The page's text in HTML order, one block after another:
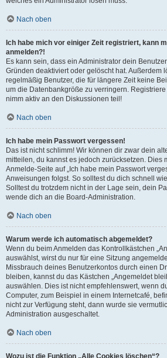
Nach oben
Ich habe mich vor einiger Zeit registriert, kann
anmelden?!
Es kann sein, dass ein Administrator dein
Gründen deaktiviert oder gelöscht hat. Außerdem
regelmäßig Benutzer, die für längere Zeit keine
um die Datenbankgröße zu verringern.
nimm aktiv an den Diskussionen teil!
Nach oben
Ich habe mein Passwort vergessen!
Das ist nicht schlimm! Wir können dir zwar dein
mitteilen, du kannst es jedoch zurücksetzen. Dies
Anmelde-Seite auf „Ich habe mein Passwort
Anweisungen folgst. So solltest du dich schnell
Solltest du trotzdem nicht in der Lage sein, dein
wende dich an die Board-Administration.
Nach oben
Warum werde ich automatisch abgemeldet?
Wenn du beim Anmelden das Kontrollkästchen
auswählst, wirst du nur für eine Sitzung
Missbrauch deines Benutzerkontos durch einen
bleiben, kannst du das Kästchen „Angemeldet
auswählen. Dies ist nicht empfehlenswert, wenn
Computer, zum Beispiel in einem Internetcafé,
nicht zur Verfügung steht, dann wurde sie
Administration ausgeschaltet.
Nach oben
Wozu ist die Funktion „Alle Cookies löschen“?